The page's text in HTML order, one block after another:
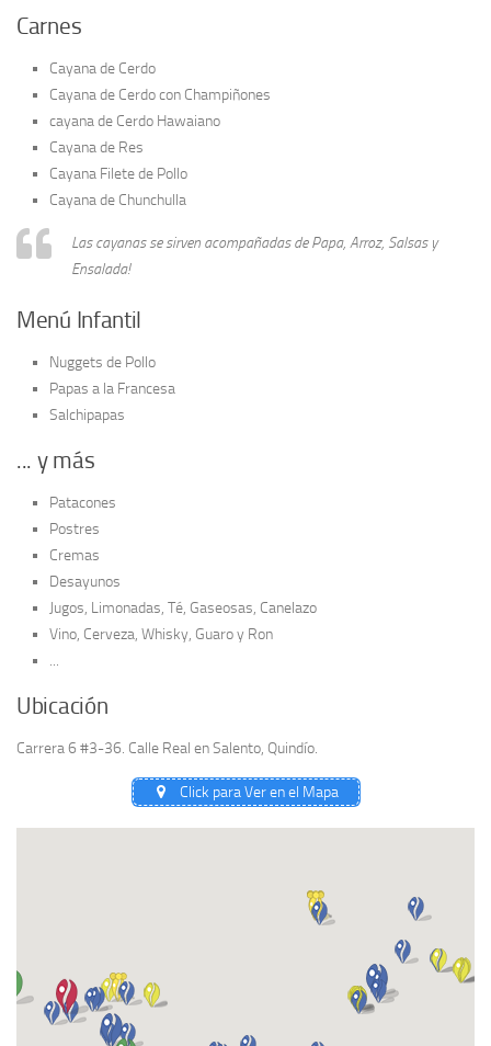
Carnes
Cayana de Cerdo
Cayana de Cerdo con Champiñones
cayana de Cerdo Hawaiano
Cayana de Res
Cayana Filete de Pollo
Cayana de Chunchulla
Las cayanas se sirven acompañadas de Papa, Arroz, Salsas y
Ensalada!
Menú Infantil
Nuggets de Pollo
Papas a la Francesa
Salchipapas
... y más
Patacones
Postres
Cremas
Desayunos
Jugos, Limonadas, Té, Gaseosas, Canelazo
Vino, Cerveza, Whisky, Guaro y Ron
...
Ubicación
Carrera 6 #3-36. Calle Real en Salento, Quindío.
Click para Ver en el Mapa